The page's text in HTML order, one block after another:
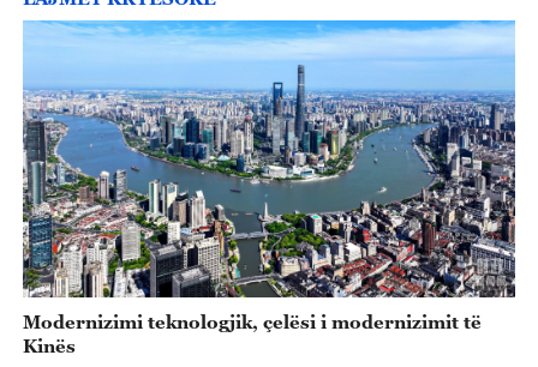
Modernizimi teknologjik, çelësi i modernizimit të
Kinës